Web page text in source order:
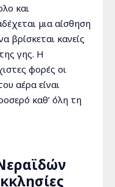
και
μια αίσθηση
βρίσκεται κανείς
γης. Η
φορές οι
αέρα είναι
καθ’ όλη τη